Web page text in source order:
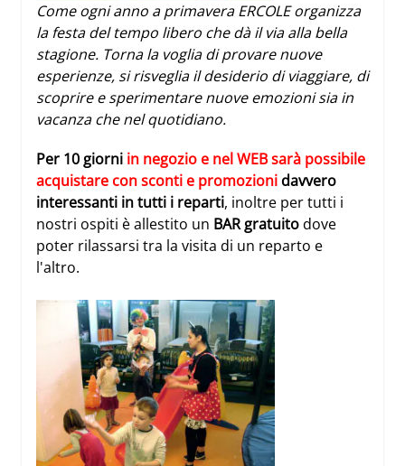
Come ogni anno a primavera ERCOLE organizza
la festa del tempo libero che dà il via alla bella
stagione. Torna la voglia di provare nuove
esperienze, si risveglia il desiderio di viaggiare, di
scoprire esperimentare nuove emozioni sia in
vacanza che nel quotidiano.
Per 10 giorni in negozio e nel WEB sarà possibile
acquistare con sconti e promozioni davvero
interessanti in tutti i reparti, inoltre per tutti i
nostri ospiti è allestito un BAR gratuitodove
poter rilassarsi tra la visita di un reparto e
l'altro.